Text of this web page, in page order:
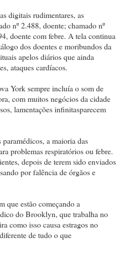
digitais rudimentares, as
nº 2.488, doente; chamado nº
doente com febre. A tela continua
dos doentes e moribundos da
apelos diários que ainda
ataques cardíacos.
York sempre incluía o som de
com muitos negócios da cidade
lamentações infinitas​​parecem
paramédicos, a maioria das
problemas respiratórios ou febre.
depois de terem sido enviados
por falência de órgãos e
que estão começando a
do Brooklyn, que trabalha no
como isso causa estragos no
de tudo o que